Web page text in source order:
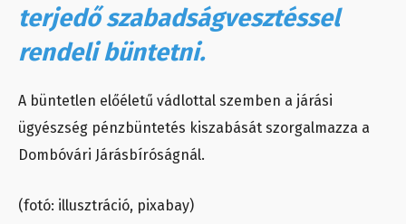
terjedő szabadságvesztéssel
rendeli büntetni.
A büntetlen előéletű vádlottal szemben a járási
ügyészség pénzbüntetés kiszabását szorgalmazza a
Dombóvári Járásbíróságnál.
(fotó: illusztráció, pixabay)